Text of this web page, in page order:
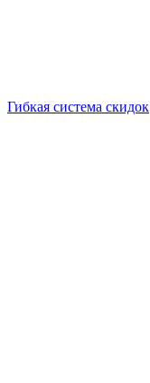
Гибкая система скидок